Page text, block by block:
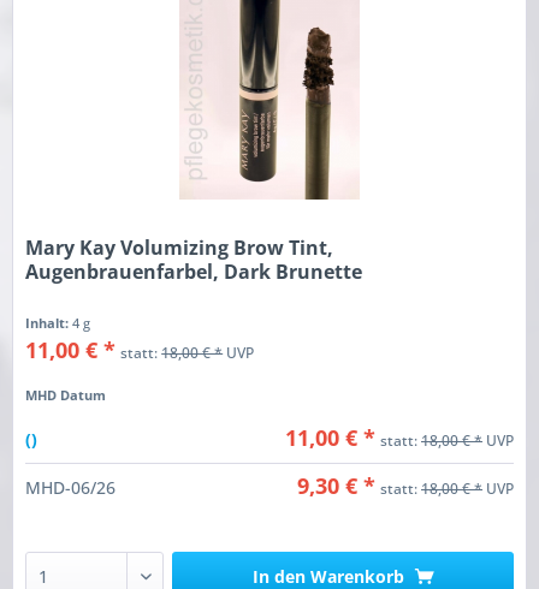
Mary Kay Volumizing Brow Tint,
Augenbrauenfarbel, Dark Brunette
Inhalt:4 g
11,00 € * statt:18,00 € *UVP
MHD Datum
() 11,00 € * statt:18,00 € * UVP
MHD-06/26 9,30 € * statt:18,00 € * UVP
In den Warenkorb